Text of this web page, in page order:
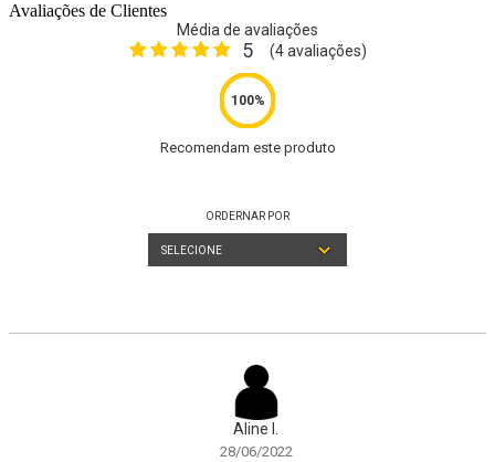
Avaliações de Clientes
Média de avaliações
5 (4avaliações)
Recomendam este produto
ORDERNAR POR
SELECIONE
Aline I.
28/06/2022